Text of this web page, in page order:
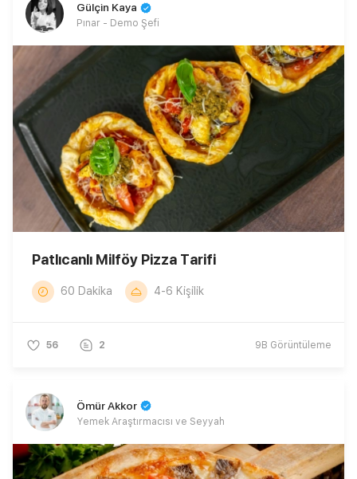
Gülçin Kaya
Pınar - Demo Şefi
Patlıcanlı Milföy Pizza Tarifi
60 Dakika 4-6 Kişilik
56 2 9B Görüntüleme
Ömür Akkor
Yemek Araştırmacısı ve Seyyah